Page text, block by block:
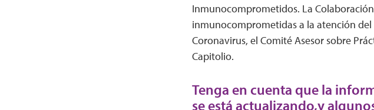
Inmunocomprometidos. La
inmunocomprometidas a la atención del
Coronavirus, el Comité Asesor sobre
Capitolio.
Tenga en cuenta que la
se está actualizando,y